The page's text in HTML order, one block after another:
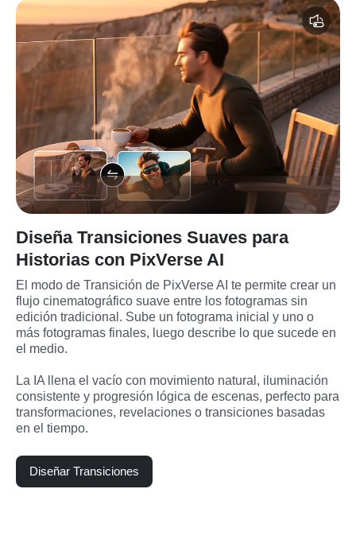
Diseña Transiciones Suaves para
Historias con PixVerse AI
El modo de Transición de PixVerse AI te permite crear un
flujo cinematográfico suave entre los fotogramas sin
edición tradicional. Sube un fotograma inicial y uno o
más fotogramas finales, luego describe lo que sucede en
el medio.
La IA llena el vacío con movimiento natural, iluminación
consistente y progresión lógica de escenas, perfecto para
transformaciones, revelaciones o transiciones basadas
en el tiempo.
Diseñar Transiciones